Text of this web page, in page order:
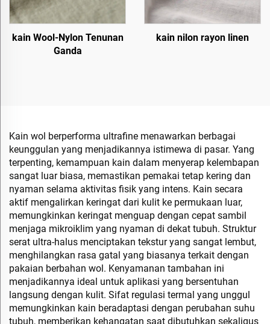
kain Wool-Nylon Tenunan
Ganda
kain nilon rayon linen
Kain wol berperforma ultrafine menawarkan berbagai
keunggulan yang menjadikannya istimewa di pasar. Yang
terpenting, kemampuan kain dalam menyerap kelembapan
sangat luar biasa, memastikan pemakai tetap kering dan
nyaman selama aktivitas fisik yang intens. Kain secara
aktif mengalirkan keringat dari kulit ke permukaan luar,
memungkinkan keringat menguap dengan cepat sambil
menjaga mikroiklim yang nyaman di dekat tubuh. Struktur
serat ultra-halus menciptakan tekstur yang sangat lembut,
menghilangkan rasa gatal yang biasanya terkait dengan
pakaian berbahan wol. Kenyamanan tambahan ini
menjadikannya ideal untuk aplikasi yang bersentuhan
langsung dengan kulit. Sifat regulasi termal yang unggul
memungkinkan kain beradaptasi dengan perubahan suhu
tubuh, memberikan kehangatan saat dibutuhkan sekaligus